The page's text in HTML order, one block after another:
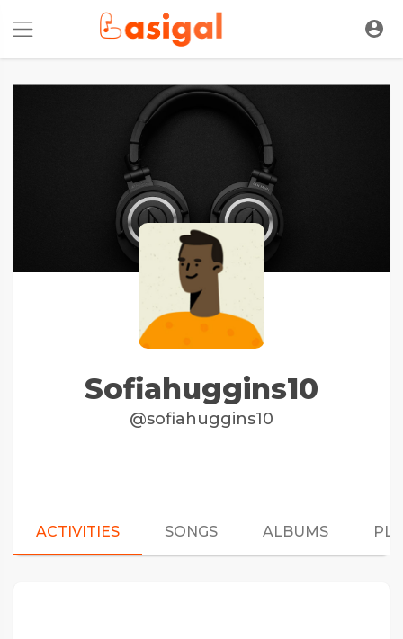
Sofiahuggins10
@sofiahuggins10
ACTIVITIES SONGS ALBUMS